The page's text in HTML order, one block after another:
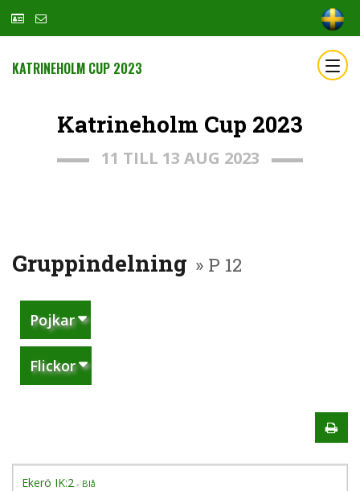
KATRINEHOLM CUP 2023
Katrineholm Cup 2023
11 TILL 13 AUG 2023
Gruppindelning » P 12
Pojkar
Flickor
Ekerö IK:2 - Blå